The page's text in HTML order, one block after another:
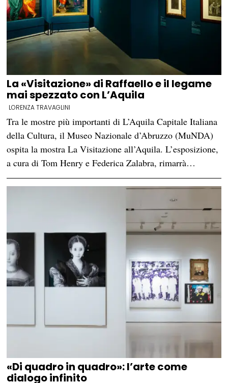
La «Visitazione» di Raffaello e il legame
mai spezzato con L’Aquila
LORENZA TRAVAGLINI
Tra le mostre più importanti di L’Aquila Capitale Italiana
della Cultura, il Museo Nazionale d’Abruzzo (MuNDA)
ospita la mostra La Visitazione all’Aquila. L’esposizione,
a cura di Tom Henry e Federica Zalabra, rimarrà…
«Di quadro in quadro»: l’arte come
dialogo infinito